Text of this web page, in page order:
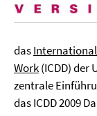
das
Work(ICDD) der
zentrale
das ICDD 2009